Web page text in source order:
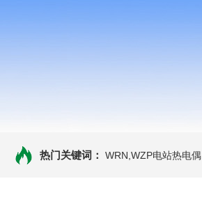
热门关键词： WRN,WZP电站热电偶